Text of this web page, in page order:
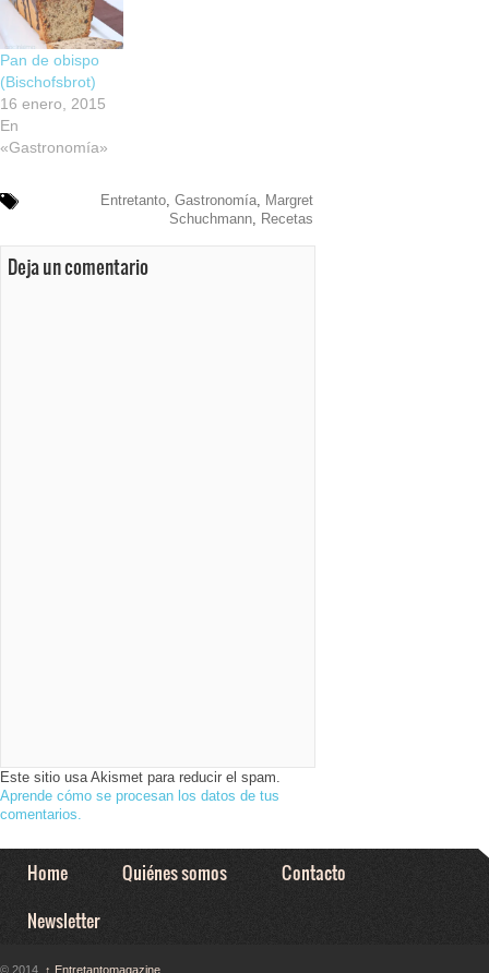
Pan de obispo
(Bischofsbrot)
16 enero, 2015
En
«Gastronomía»
Entretanto, Gastronomía,
Margret
Schuchmann, Recetas
Deja un comentario
Este sitio usa Akismet para reducir el spam.
Aprende cómo se procesan los datos de tus
comentarios.
Home Quiénes somos
Contacto
Newsletter
© 2014, ↑ Entretantomagazine